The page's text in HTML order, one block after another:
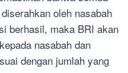
oleh nasabah
berhasil, maka BRI akan
nasabah dan
dengan jumlah yang